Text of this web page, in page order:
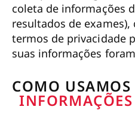
coleta de informações
resultados de
termos de privacidade
suas informações
COMO USAMOS